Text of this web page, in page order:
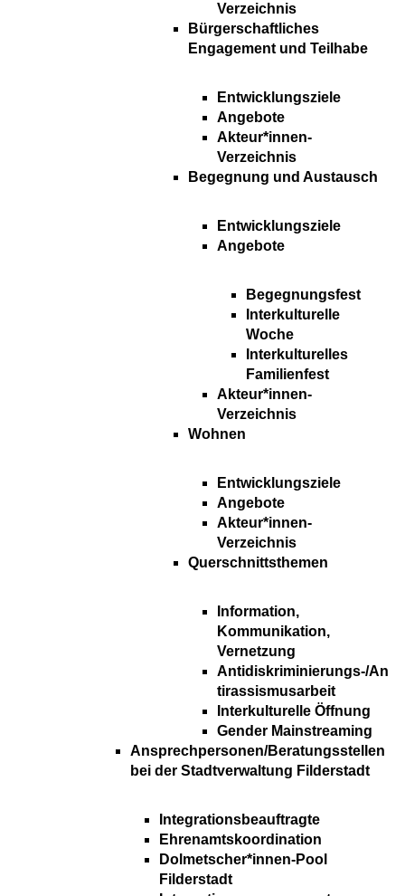
Verzeichnis
Bürgerschaftliches
Engagement und Teilhabe
Entwicklungsziele
Angebote
Akteur*innen-
Verzeichnis
Begegnung und Austausch
Entwicklungsziele
Angebote
Begegnungsfest
Interkulturelle
Woche
Interkulturelles
Familienfest
Akteur*innen-
Verzeichnis
Wohnen
Entwicklungsziele
Angebote
Akteur*innen-
Verzeichnis
Querschnittsthemen
Information,
Kommunikation,
Vernetzung
Antidiskriminierungs-/An
tirassismusarbeit
Interkulturelle Öffnung
Gender Mainstreaming
Ansprechpersonen/Beratungsstellen
bei der Stadtverwaltung Filderstadt
Integrationsbeauftragte
Ehrenamtskoordination
Dolmetscher*innen-Pool
Filderstadt